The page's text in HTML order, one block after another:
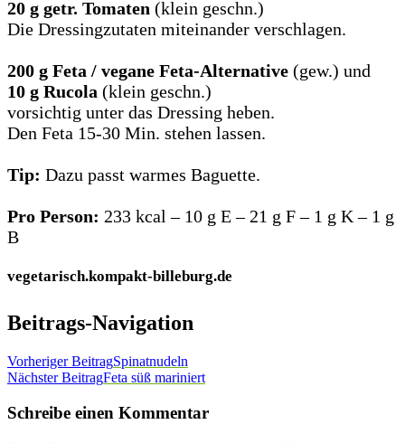
20 g getr. Tomaten (klein geschn.)
Die Dressingzutaten miteinander verschlagen.
200 g Feta / vegane Feta-Alternative (gew.) und
10 g Rucola (klein geschn.)
vorsichtig unter das Dressing heben.
Den Feta 15-30 Min. stehen lassen.
Tip: Dazu passt warmes Baguette.
Pro Person: 233 kcal – 10 g E – 21 g F – 1 g K – 1 g
B
vegetarisch.kompakt-billeburg.de
Beitrags-Navigation
Vorheriger BeitragSpinatnudeln
Nächster BeitragFeta süß mariniert
Schreibe einen Kommentar